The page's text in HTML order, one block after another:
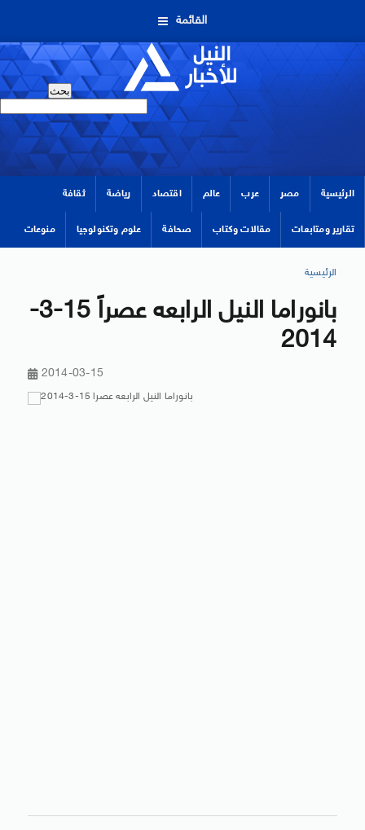
القائمة
الرئيسية مصر عرب عالم اقتصاد رياضة ثقافة
تقارير ومتابعات مقالات وكتاب صحافة علوم وتكنولوجيا منوعات
الرئيسية
بانوراما النيل الرابعه عصراً 15-3-
2014
2014-03-15